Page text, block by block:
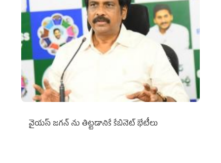
వైయ‌స్ జగన్‌ ను తిట్టడానికే కేబినెట్‌ భేటీలు